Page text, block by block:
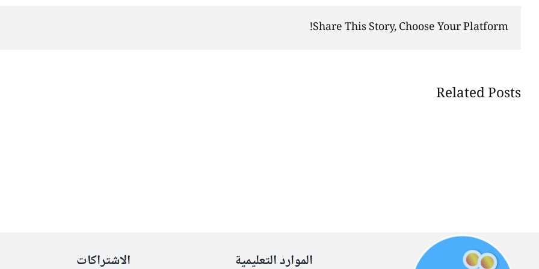
Share This Story, Choose Your Platform!
Related Posts
الموارد التعليمية الاشتراكات